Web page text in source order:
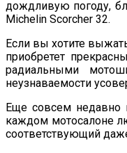
дождливую погоду,
Michelin Scorcher 32.
Если вы хотите
приобретет
радиальными
неузнаваемости
Еще совсем недавно
каждом мотосалоне
соответствующий